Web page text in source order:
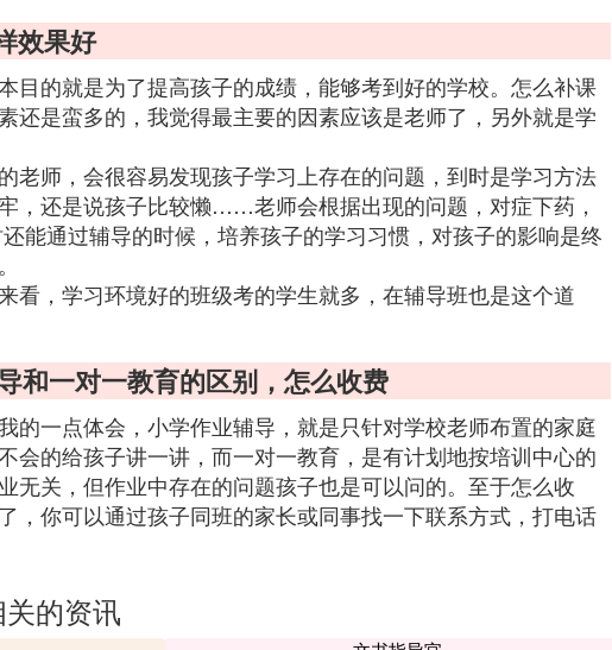
效果好
目的就是为了提高孩子的成绩，能够考到好的学校。怎么补课
还是蛮多的，我觉得最主要的因素应该是老师了，另外就是学
老师，会很容易发现孩子学习上存在的问题，到时是学习方法
，还是说孩子比较懒……老师会根据出现的问题，对症下药，
能通过辅导的时候，培养孩子的学习习惯，对孩子的影响是终
看，学习环境好的班级考的学生就多，在辅导班也是这个道
一对一教育的区别，怎么收费
的一点体会，小学作业辅导，就是只针对学校老师布置的家庭
会的给孩子讲一讲，而一对一教育，是有计划地按培训中心的
无关，但作业中存在的问题孩子也是可以问的。至于怎么收
，你可以通过孩子同班的家长或同事找一下联系方式，打电话
的资讯